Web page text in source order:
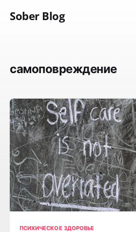
Sober Blog
самоповреждение
ПСИХИЧЕСКОЕ ЗДОРОВЬЕ